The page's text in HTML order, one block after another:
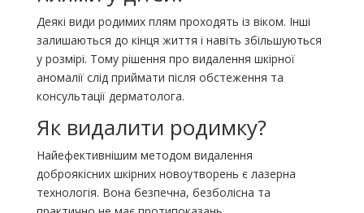
Деякі види родимих ​​плям проходять із віком. Інші
залишаються до кінця життя і навіть збільшуються
у розмірі. Тому рішення про видалення шкірної
аномалії слід приймати після обстеження та
консультації дерматолога.
Як видалити родимку?
Найефективнішим методом видалення
доброякісних шкірних новоутворень є лазерна
технологія. Вона безпечна, безболісна та